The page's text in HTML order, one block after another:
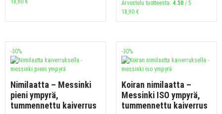
Arvostelu tuotteesta: 4.50 / 5
18,90 €
-30%
Nimilaatta – Messinki
pieni ympyrä,
tummennettu kaiverrus
-30%
Koiran nimilaatta –
Messinki ISO ympyrä,
tummennettu kaiverrus